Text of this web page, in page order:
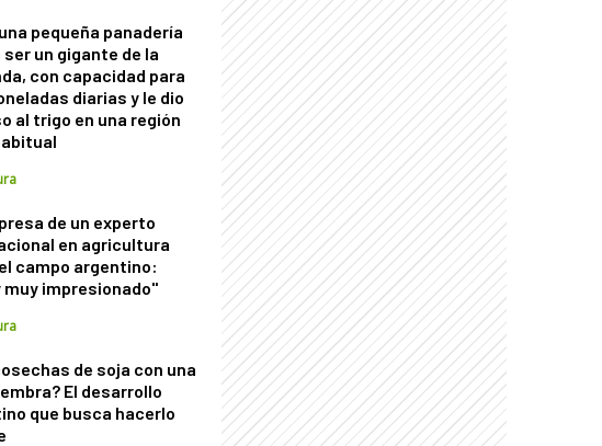
pequeña panadería
ser un gigante de la
con capacidad para
diarias y le dio
al trigo en una región
de un experto
en agricultura
campo argentino:
muy impresionado"
de soja con una
El desarrollo
que busca hacerlo